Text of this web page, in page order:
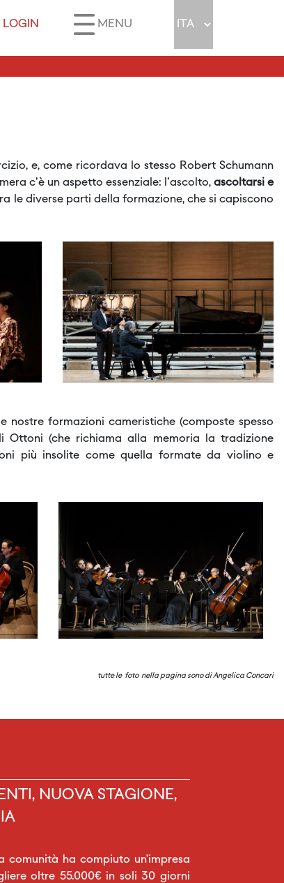
LOGIN MENU
e, come ricordava lo stesso Robert Schumann
c'è un aspetto essenziale: l'ascolto, ascoltarsi e
le diverse parti della formazione, che si capiscono
formazioni cameristiche (composte spesso
(che richiama alla memoria la tradizione
più insolite come quella formate da violino e
tutte le foto nella pagina sono di Angelica Concari
NUOVA STAGIONE,
comunità ha compiuto un’impresa
oltre 55.000€ in soli 30 giorni